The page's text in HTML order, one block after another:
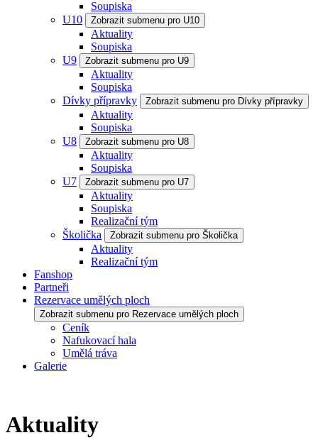
Soupiska
U10
Zobrazit submenu pro U10
Aktuality
Soupiska
U9
Zobrazit submenu pro U9
Aktuality
Soupiska
Dívky přípravky
Zobrazit submenu pro Dívky přípravky
Aktuality
Soupiska
U8
Zobrazit submenu pro U8
Aktuality
Soupiska
U7
Zobrazit submenu pro U7
Aktuality
Soupiska
Realizační tým
Školička
Zobrazit submenu pro Školička
Aktuality
Realizační tým
Fanshop
Partneři
Rezervace umělých ploch
Zobrazit submenu pro Rezervace umělých ploch
Ceník
Nafukovací hala
Umělá tráva
Galerie
Aktuality